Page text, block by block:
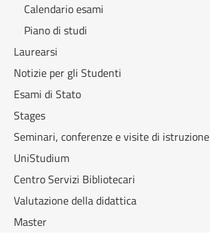
Calendario esami
Piano di studi
Laurearsi
Notizie per gli Studenti
Esami di Stato
Stages
Seminari, conferenze e visite di istruzione
UniStudium
Centro Servizi Bibliotecari
Valutazione della didattica
Master